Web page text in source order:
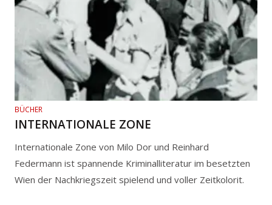
BÜCHER
INTERNATIONALE ZONE
Internationale Zone von Milo Dor und Reinhard
Federmann ist spannende Kriminalliteratur im besetzten
Wien der Nachkriegszeit spielend und voller Zeitkolorit.